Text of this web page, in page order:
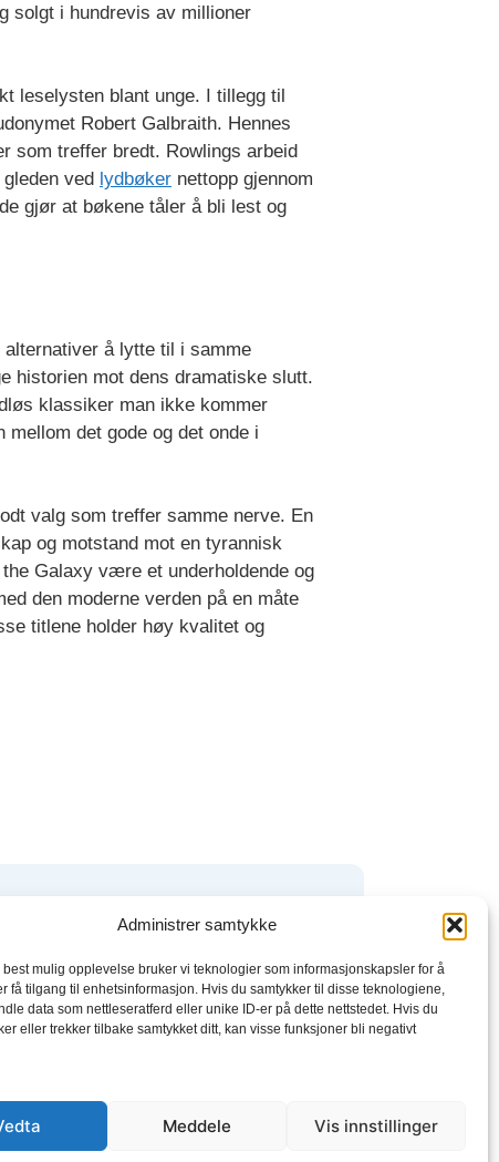
Administrer samtykke
best mulig opplevelse bruker vi teknologier som informasjonskapsler for å
få tilgang til enhetsinformasjon. Hvis du samtykker til disse teknologiene,
data som nettleseratferd eller unike ID-er på dette nettstedet. Hvis du
eller trekker tilbake samtykket ditt, kan visse funksjoner bli negativt
Meddele Vis innstillinger
solgt i hundrevis av millioner
leselysten blant unge. I tillegg til
Robert Galbraith. Hennes
som treffer bredt. Rowlings arbeid
ved lydbøker nettopp gjennom
gjør at bøkene tåler å bli lest og
å lytte til i samme
historien mot dens dramatiske slutt.
klassiker man ikke kommer
det gode og det onde i
valg som treffer samme nerve. En
og motstand mot en tyrannisk
Galaxy være et underholdende og
den moderne verden på en måte
titlene holder høy kvalitet og